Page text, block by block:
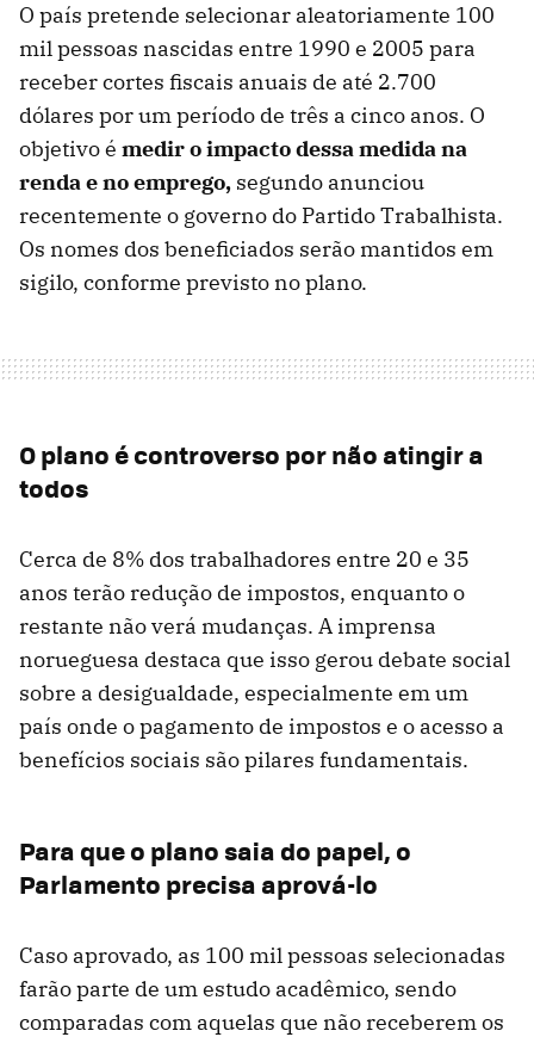
O país pretende selecionar aleatoriamente 100
mil pessoas nascidas entre 1990 e 2005 para
receber cortes fiscais anuais de até 2.700
dólares por um período de três a cinco anos. O
objetivo é medir o impacto dessa medida na
renda e no emprego, segundo anunciou
recentemente o governo do Partido Trabalhista.
Os nomes dos beneficiados serão mantidos em
sigilo, conforme previsto no plano.
O plano é controverso por não atingir a
todos
Cerca de 8% dos trabalhadores entre 20 e 35
anos terão redução de impostos, enquanto o
restante não verá mudanças. A imprensa
norueguesa destaca que isso gerou debate social
sobre a desigualdade, especialmente em um
país onde o pagamento de impostos e o acesso a
benefícios sociais são pilares fundamentais.
Para que o plano saia do papel, o
Parlamento precisa aprová-lo
Caso aprovado, as 100 mil pessoas selecionadas
farão parte de um estudo acadêmico, sendo
comparadas com aquelas que não receberem os